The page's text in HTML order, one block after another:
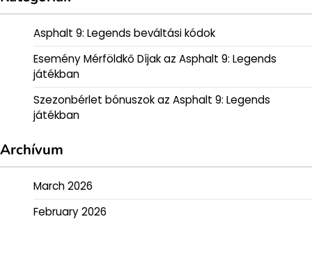
Asphalt 9: Legends beváltási kódok
Esemény Mérföldkő Díjak az Asphalt 9: Legends
játékban
Szezonbérlet bónuszok az Asphalt 9: Legends
játékban
Archívum
March 2026
February 2026